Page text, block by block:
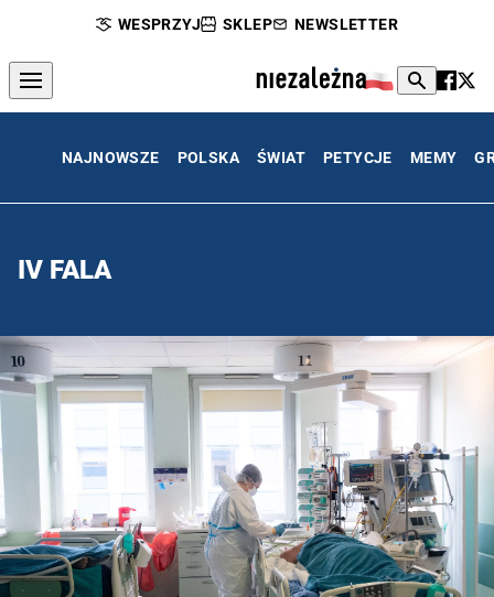
WESPRZYJ SKLEP NEWSLETTER
NAJNOWSZE POLSKA ŚWIAT PETYCJE MEMY
IV FALA